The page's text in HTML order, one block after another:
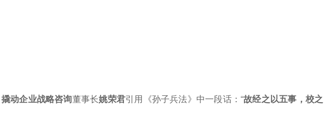
撬动企业战略咨询董事长姚荣君引用《孙子兵法》中一段话：“故经之以五事，校之